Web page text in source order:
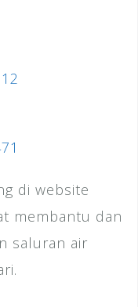
di website
membantu dan
saluran air